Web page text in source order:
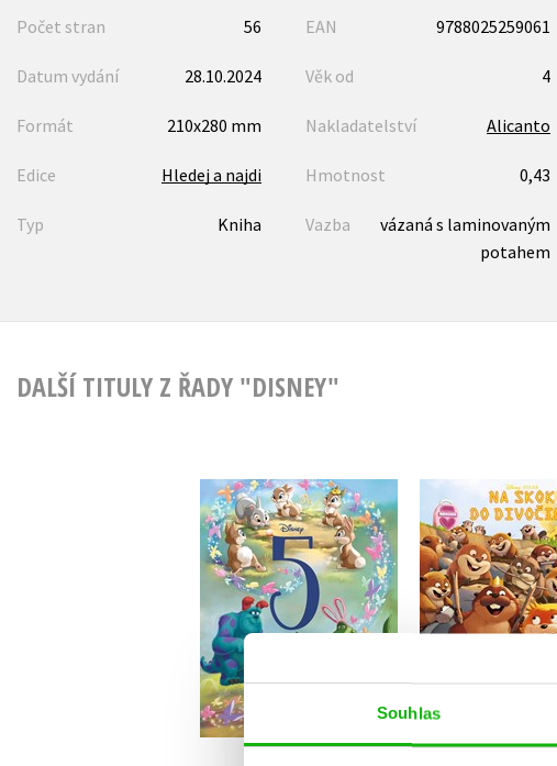
Souhlas
Počet stran 56 EAN 9788025259061
Datum vydání 28.10.2024 Věk od 4
Formát 210x280 mm Nakladatelství Alicanto
Edice Hledej a najdi Hmotnost 0,43
Typ Kniha Vazba
vázaná s laminovaným
potahem
DALŠÍ TITULY Z ŘADY "DISNEY"
Disney - 5minutové
jarní pohádky
Kolektiv
399 Kč
319 Kč
Na skok do
Příběh
Kolektiv
239 Kč